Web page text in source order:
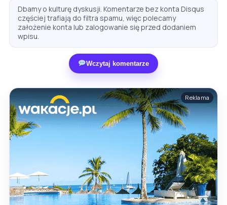
Dbamy o kulturę dyskusji. Komentarze bez konta Disqus
częściej trafiają do filtra spamu, więc polecamy
założenie konta lub zalogowanie się przed dodaniem
wpisu.
Wczytaj komentarze
Reklama